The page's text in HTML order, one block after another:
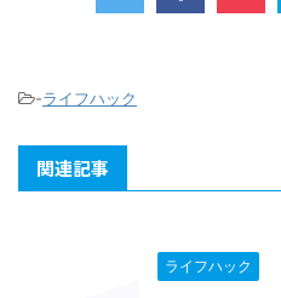
-ライフハック
関連記事
ライフハック